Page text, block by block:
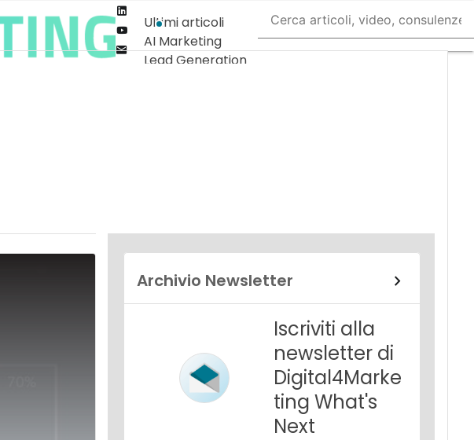
Youtube-
play
Email
Ultimi articoli
AI Marketing
Lead Generation
Archivio Newsletter
Iscriviti alla
newsletter di
Digital4Marke
ting What's
Next